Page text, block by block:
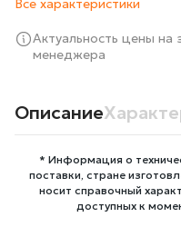
Все характеристики
Актуальность цены на
менеджера
Описание
* Информация о
поставки, стране
носит справочный
доступных к